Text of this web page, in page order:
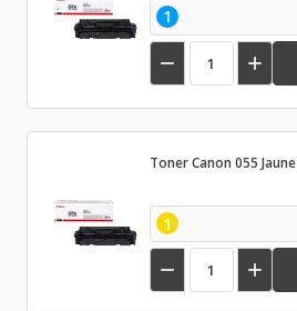
1
 
Toner Canon 055 Jaune
1
 